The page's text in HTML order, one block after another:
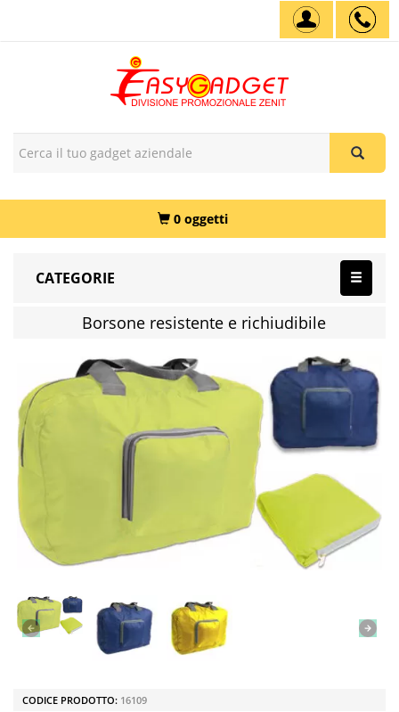
0 oggetti
CATEGORIE
Borsone resistente e richiudibile
CODICE PRODOTTO: 16109